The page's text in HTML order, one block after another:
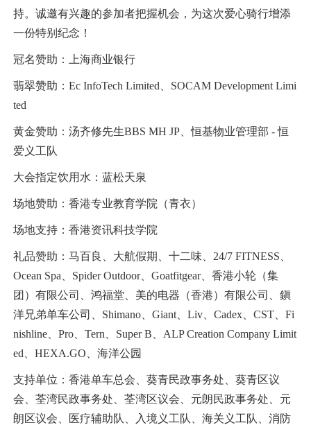
持。诚邀有兴趣的参加者把握机会，为这次爱心骑行增添
一份特别纪念！
冠名赞助：上海商业银行
翡翠赞助：Ec InfoTech Limited、SOCAM Development Limi
ted
黄金赞助：汤齐修先生BBS MH JP、恒基物业管理部 - 恒
爱义工队
大会指定饮用水：蓝松天泉
场地赞助：香港专业教育学院（青衣）
场地支持：香港资讯科技学院
礼品赞助：马百良、大航假期、十二味、24/7 FITNESS、
Ocean Spa、Spider Outdoor、Goatfitgear、香港小轮（集
团）有限公司、鸿福堂、美的电器（香港）有限公司、鎭
洋兄弟单车公司、Shimano、Giant、Liv、Cadex、CST、Fi
nishline、Pro、Tern、Super B、ALP Creation Company Limit
ed、HEXA.GO、海洋公园
支持单位：香港单车总会、葵青民政事务处、葵青区议
会、荃湾民政事务处、荃湾区议会、元朗民政事务处、元
朗区议会、医疗辅助队、入境义工队、海关义工队、消防